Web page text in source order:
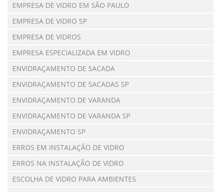
EMPRESA DE VIDRO EM SÃO PAULO
EMPRESA DE VIDRO SP
EMPRESA DE VIDROS
EMPRESA ESPECIALIZADA EM VIDRO
ENVIDRAÇAMENTO DE SACADA
ENVIDRAÇAMENTO DE SACADAS SP
ENVIDRAÇAMENTO DE VARANDA
ENVIDRAÇAMENTO DE VARANDA SP
ENVIDRAÇAMENTO SP
ERROS EM INSTALAÇÃO DE VIDRO
ERROS NA INSTALAÇÃO DE VIDRO
ESCOLHA DE VIDRO PARA AMBIENTES